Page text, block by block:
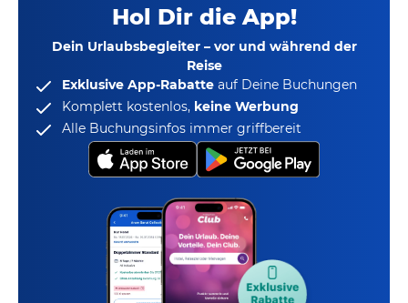
Hol Dir die App!
Dein Urlaubsbegleiter – vor und während der
Reise
Exklusive App-Rabatte auf Deine Buchungen
Komplett kostenlos, keine Werbung
Alle Buchungsinfos immer griffbereit